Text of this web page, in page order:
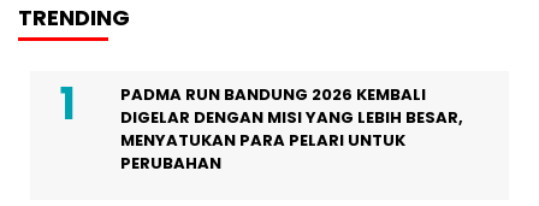
TRENDING
PADMA RUN BANDUNG 2026 KEMBALI
DIGELAR DENGAN MISI YANG LEBIH BESAR,
MENYATUKAN PARA PELARI UNTUK
PERUBAHAN